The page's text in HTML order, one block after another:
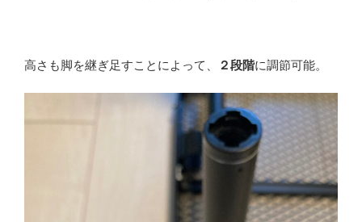
高さも脚を継ぎ足すことによって、 ２段階に調節可能。